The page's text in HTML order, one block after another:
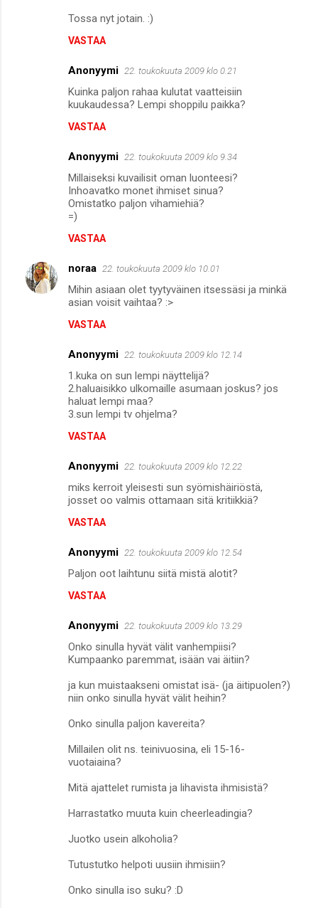
Tossa nyt jotain. :)
VASTAA
Anonyymi 22. toukokuuta 2009 klo 0.21
Kuinka paljon rahaa kulutat vaatteisiin
kuukaudessa? Lempi shoppilu paikka?
VASTAA
Anonyymi 22. toukokuuta 2009 klo 9.34
Millaiseksi kuvailisit oman luonteesi?
Inhoavatko monet ihmiset sinua?
Omistatko paljon vihamiehiä?
=)
VASTAA
noraa 22. toukokuuta 2009 klo 10.01
Mihin asiaan olet tyytyväinen itsessäsi ja minkä
asian voisit vaihtaa? :>
VASTAA
Anonyymi 22. toukokuuta 2009 klo 12.14
1.kuka on sun lempi näyttelijä?
2.haluaisikko ulkomaille asumaan joskus? jos
haluat lempi maa?
3.sun lempi tv ohjelma?
VASTAA
Anonyymi 22. toukokuuta 2009 klo 12.22
miks kerroit yleisesti sun syömishäiriöstä,
josset oo valmis ottamaan sitä kritiikkiä?
VASTAA
Anonyymi 22. toukokuuta 2009 klo 12.54
Paljon oot laihtunu siitä mistä alotit?
VASTAA
Anonyymi 22. toukokuuta 2009 klo 13.29
Onko sinulla hyvät välit vanhempiisi?
Kumpaanko paremmat, isään vai äitiin?
ja kun muistaakseni omistat isä- (ja äitipuolen?)
niin onko sinulla hyvät välit heihin?
Onko sinulla paljon kavereita?
Millailen olit ns. teinivuosina, eli 15-16-
vuotaiaina?
Mitä ajattelet rumista ja lihavista ihmisistä?
Harrastatko muuta kuin cheerleadingia?
Juotko usein alkoholia?
Tutustutko helpoti uusiin ihmisiin?
Onko sinulla iso suku? :D